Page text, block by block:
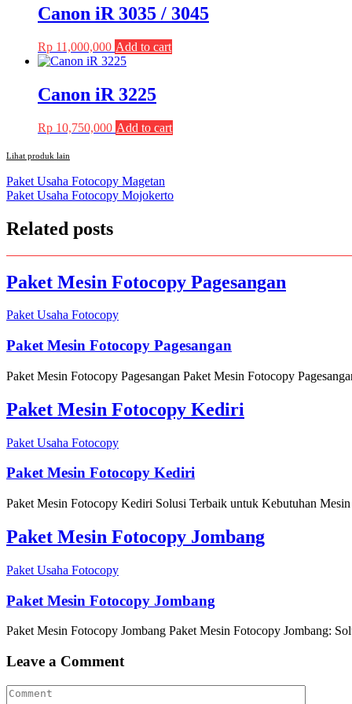
Rp 35,200,000. Rp 33,500,000.
Canon iR 3035 / 3045
Rp 11,000,000 Add to cart
Canon iR 3225
Rp 10,750,000 Add to cart
Lihat produk lain
Post
navigation
Paket Usaha Fotocopy Magetan
Paket Usaha Fotocopy Mojokerto
Related posts
Paket Mesin Fotocopy Pagesangan
Paket Usaha Fotocopy
Paket Mesin Fotocopy Pagesangan
Paket Mesin Fotocopy Pagesangan Paket Mesin Fotocopy
Paket Mesin Fotocopy Kediri
Paket Usaha Fotocopy
Paket Mesin Fotocopy Kediri
Paket Mesin Fotocopy Kediri Solusi Terbaik untuk Kebutuhan
Paket Mesin Fotocopy Jombang
Paket Usaha Fotocopy
Paket Mesin Fotocopy Jombang
Paket Mesin Fotocopy Jombang Paket Mesin Fotocopy Jombang:
Leave a Comment